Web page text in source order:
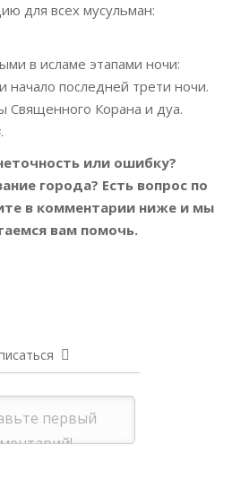
для всех мусульман:
в исламе этапами ночи:
начало последней трети ночи.
Священного Корана и дуа.
Имена Аллахаﷻ.
или ошибку?
города? Есть вопрос по
в комментарии ниже и мы
вам помочь.